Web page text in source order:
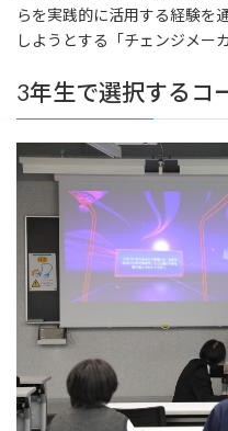
らを実践的に活用する経験を
しようとする「チェンジメー
3年生で選択するコ